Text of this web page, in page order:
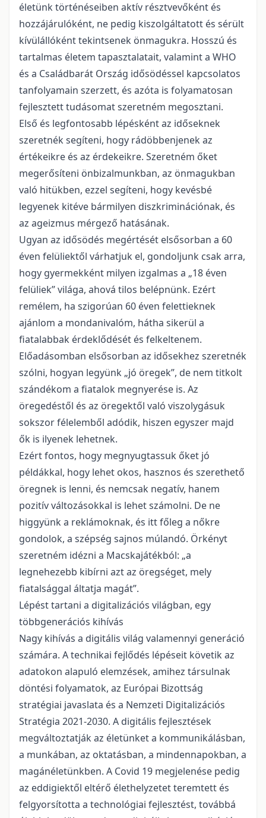
életünk történéseiben aktív résztvevőként és
hozzájárulóként, ne pedig kiszolgáltatott és sérült
kívülállóként tekintsenek önmagukra. Hosszú és
tartalmas életem tapasztalatait, valamint a WHO
és a Családbarát Ország idősödéssel kapcsolatos
tanfolyamain szerzett, és azóta is folyamatosan
fejlesztett tudásomat szeretném megosztani.
Első és legfontosabb lépésként az időseknek
szeretnék segíteni, hogy rádöbbenjenek az
értékeikre és az érdekeikre. Szeretném őket
megerősíteni önbizalmunkban, az önmagukban
való hitükben, ezzel segíteni, hogy kevésbé
legyenek kitéve bármilyen diszkriminációnak, és
az ageizmus mérgező hatásának.
Ugyan az idősödés megértését elsősorban a 60
éven felüliektől várhatjuk el, gondoljunk csak arra,
hogy gyermekként milyen izgalmas a „18 éven
felüliek” világa, ahová tilos belépnünk. Ezért
remélem, ha szigorúan 60 éven felettieknek
ajánlom a mondanivalóm, hátha sikerül a
fiatalabbak érdeklődését és felkeltenem.
Előadásomban elsősorban az idősekhez szeretnék
szólni, hogyan legyünk „jó öregek”, de nem titkolt
szándékom a fiatalok megnyerése is. Az
öregedéstől és az öregektől való viszolygásuk
sokszor félelemből adódik, hiszen egyszer majd
ők is ilyenek lehetnek.
Ezért fontos, hogy megnyugtassuk őket jó
példákkal, hogy lehet okos, hasznos és szerethető
öregnek is lenni, és nemcsak negatív, hanem
pozitív változásokkal is lehet számolni. De ne
higgyünk a reklámoknak, és itt főleg a nőkre
gondolok, a szépség sajnos múlandó. Örkényt
szeretném idézni a Macskajátékból: „a
legnehezebb kibírni azt az öregséget, mely
fiatalsággal áltatja magát”.
Lépést tartani a digitalizációs világban, egy
többgenerációs kihívás
Nagy kihívás a digitális világ valamennyi generáció
számára. A technikai fejlődés lépéseit követik az
adatokon alapuló elemzések, amihez társulnak
döntési folyamatok, az Európai Bizottság
stratégiai javaslata és a Nemzeti Digitalizációs
Stratégia 2021-2030. A digitális fejlesztések
megváltoztatják az életünket a kommunikálásban,
a munkában, az oktatásban, a mindennapokban, a
magánéletünkben. A Covid 19 megjelenése pedig
az eddigiektől eltérő élethelyzetet teremtett és
felgyorsította a technológiai fejlesztést, továbbá